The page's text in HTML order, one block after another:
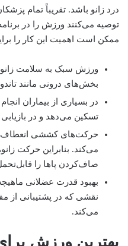
درد زانو باشد. تقریباً تمام
توصیه می‌کنند ورزش را در برنامه
ممکن است اهمیت این کار را
ورزش سبک به سلامت
بخش‌های درونی مانند
در بسیاری از بیماران انجام
تسکین می‌دهد و در
حرکت‌های کششی
می‌کند. بنابراین حرکت
صاف‌کردن پاها را
بهبود قدرت عضلانی
نقشی که در پشتیبانی از
می‌کند.
بهترین ورزش